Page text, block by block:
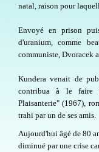
natal, raison pour
Envoyé en prison
d'uranium, comme
communiste, Dvoracek
Kundera venait de
contribua à le faire
Plaisanterie" (1967),
trahi par un de ses amis.
Aujourd'hui âgé de 80
diminué par une crise